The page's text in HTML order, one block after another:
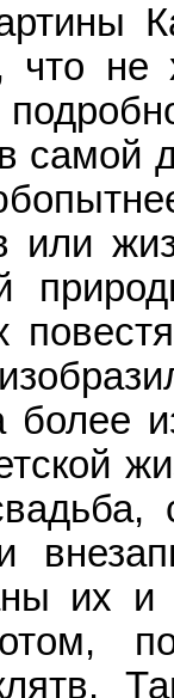
не
самой
или
более
их и